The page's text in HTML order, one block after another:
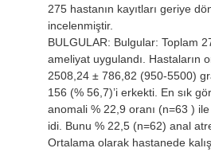
275 hastanın kayıtları geriye
incelenmiştir.
BULGULAR: Bulgular: Toplam
ameliyat uygulandı. Hastaların
2508,24 ± 786,82 (950-5500)
156 (% 56,7)’i erkekti. En sık
anomali % 22,9 oranı (n=63 )
idi. Bunu % 22,5 (n=62) anal
Ortalama olarak hastanede